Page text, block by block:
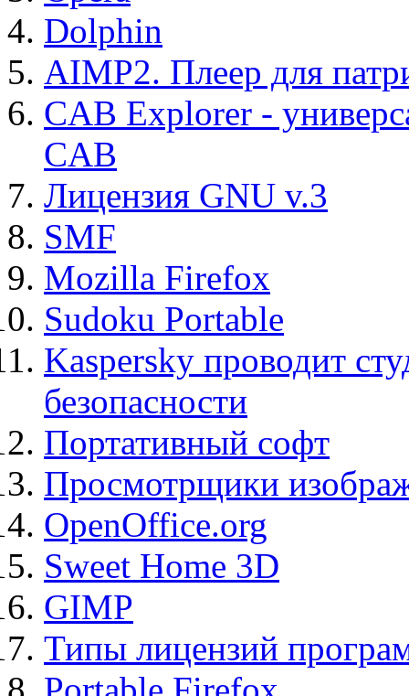
Dolphin
AIMP2. Плеер для
CAB Explorer -
CAB
Лицензия GNU v.3
SMF
Mozilla Firefox
Sudoku Portable
Kaspersky проводит
безопасности
Портативный софт
Просмотрщики
OpenOffice.org
Sweet Home 3D
GIMP
Типы лицензий